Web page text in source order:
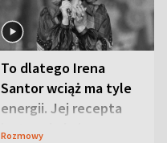
To dlatego Irena
Santor wciąż ma tyle
energii. Jej recepta
jest zaskakująco
Rozmowy